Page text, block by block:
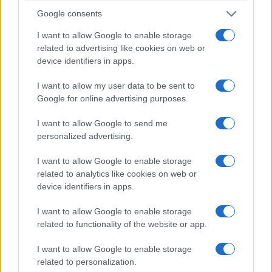
Google consents
I want to allow Google to enable storage
related to advertising like cookies on web or
device identifiers in apps.
I want to allow my user data to be sent to
Google for online advertising purposes.
I want to allow Google to send me
personalized advertising.
I want to allow Google to enable storage
related to analytics like cookies on web or
device identifiers in apps.
I want to allow Google to enable storage
related to functionality of the website or app.
I want to allow Google to enable storage
related to personalization.
τροχούς, από τη FIA ώστε να εγγυηθεί η μέγιστη ισχύς που
καθορίζεται από το Ισοζύγιο Απόδοσης (Balance of
Performance – BoP).
του 2021, η Peugeot Sport και η Total θα συνεχίσουν τη
διάρκεια του πρώτου εξαμήνου του 2021, να δοκιμάσουν
τον κινητήρα στον πάγκο και τον προσομοιωτή.
ΌμιλοςPSA Διεύθυνση Μηχανολογίας και
ως ένα ευρείας κλίμακας εργαστήριο δοκιμής νέων
στον τομέα των ηλεκτροκίνητων οχημάτων επέτρεψε στην
Peugeot Sport να επωφεληθεί από άλλες συνέργειες,